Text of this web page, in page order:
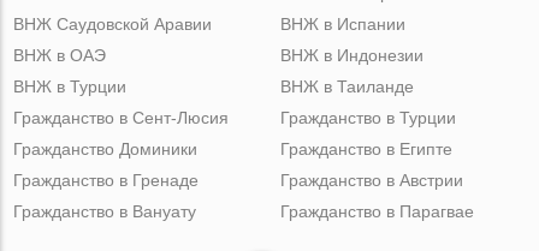
ВНЖ Саудовской Аравии
ВНЖ в ОАЭ
ВНЖ в Турции
ВНЖ в Испании
ВНЖ в Индонезии
ВНЖ в Таиланде
Гражданство в Сент-Люсия
Гражданство Доминики
Гражданство в Гренаде
Гражданство в Вануату
Гражданство в Турции
Гражданство в Египте
Гражданство в Австрии
Гражданство в Парагвае